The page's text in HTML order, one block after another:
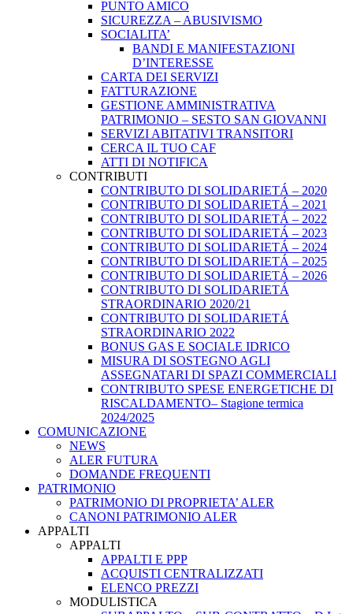
PUNTO AMICO
SICUREZZA – ABUSIVISMO
SOCIALITA’
BANDI E MANIFESTAZIONI
D’INTERESSE
CARTA DEI SERVIZI
FATTURAZIONE
GESTIONE AMMINISTRATIVA
PATRIMONIO – SESTO SAN GIOVANNI
SERVIZI ABITATIVI TRANSITORI
CERCA IL TUO CAF
ATTI DI NOTIFICA
CONTRIBUTI
CONTRIBUTO DI SOLIDARIETÁ – 2020
CONTRIBUTO DI SOLIDARIETÁ – 2021
CONTRIBUTO DI SOLIDARIETÁ – 2022
CONTRIBUTO DI SOLIDARIETÁ – 2023
CONTRIBUTO DI SOLIDARIETÁ – 2024
CONTRIBUTO DI SOLIDARIETÁ – 2025
CONTRIBUTO DI SOLIDARIETÁ – 2026
CONTRIBUTO DI SOLIDARIETÁ
STRAORDINARIO 2020/21
CONTRIBUTO DI SOLIDARIETÁ
STRAORDINARIO 2022
BONUS GAS E SOCIALE IDRICO
MISURA DI SOSTEGNO AGLI
ASSEGNATARI DI SPAZI COMMERCIALI
CONTRIBUTO SPESE ENERGETICHE DI
RISCALDAMENTO– Stagione termica
2024/2025
COMUNICAZIONE
NEWS
ALER FUTURA
DOMANDE FREQUENTI
PATRIMONIO
PATRIMONIO DI PROPRIETA’ ALER
CANONI PATRIMONIO ALER
APPALTI
APPALTI
APPALTI E PPP
ACQUISTI CENTRALIZZATI
ELENCO PREZZI
MODULISTICA